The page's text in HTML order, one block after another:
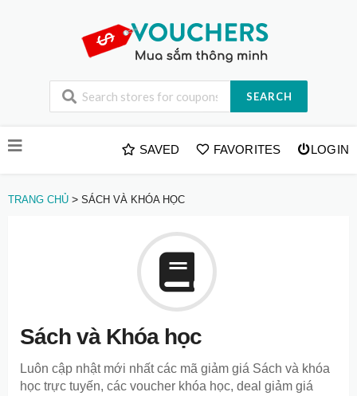
SEARCH
to
SAVED FAVORITES LOGIN
TRANG CHỦ > SÁCH VÀ KHÓA HỌC
Sách và Khóa học
Luôn cập nhật mới nhất các mã giảm giá Sách và khóa
học trực tuyến, các voucher khóa học, deal giảm giá